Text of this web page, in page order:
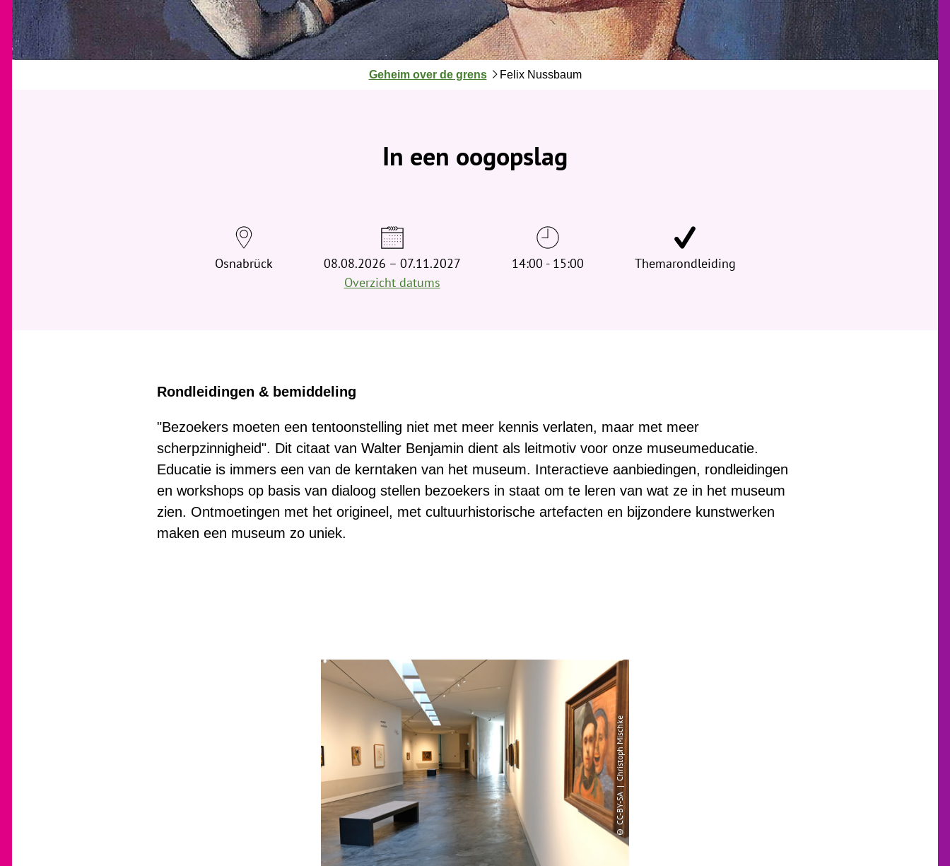
J
h
i
Geheim over de grens Felix Nussbaum
In een oogopslag
Osnabrück
08.08.2026 – 07.11.2027
Overzicht datums
14:00 - 15:00 Themarondleiding
Rondleidingen & bemiddeling
"Bezoekers moeten een tentoonstelling niet met meer kennis verlaten, maar met meer
scherpzinnigheid". Dit citaat van Walter Benjamin dient als leitmotiv voor onze museumeducatie.
Educatie is immers een van de kerntaken van het museum. Interactieve aanbiedingen, rondleidingen
en workshops op basis van dialoog stellen bezoekers in staat om te leren van wat ze in het museum
zien. Ontmoetingen met het origineel, met cultuurhistorische artefacten en bijzondere kunstwerken
maken een museum zo uniek.
© CC-BY-SA | Christoph Mischke